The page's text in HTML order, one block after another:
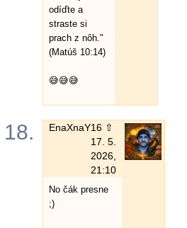
odíďte a
straste si
prach z nôh."
(Matúš 10:14)
😅😅😅
18. EnaXnaY16 ⇧
17. 5.
2026,
21:10
No čák presne
;)